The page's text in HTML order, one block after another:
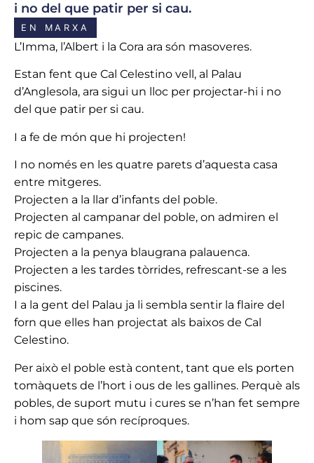
i no del que patir per si cau.
EN MARXA
L’Imma, l’Albert i la Cora ara són masoveres.
Estan fent que Cal Celestino vell, al Palau
d’Anglesola, ara sigui un lloc per projectar-hi i no
del que patir per si cau.
I a fe de món que hi projecten!
I no només en les quatre parets d’aquesta casa
entre mitgeres.
Projecten a la llar d’infants del poble.
Projecten al campanar del poble, on admiren el
repic de campanes.
Projecten a la penya blaugrana palauenca.
Projecten a les tardes tòrrides, refrescant-se a les
piscines.
I a la gent del Palau ja li sembla sentir la flaire del
forn que elles han projectat als baixos de Cal
Celestino.
Per això el poble està content, tant que els porten
tomàquets de l’hort i ous de les gallines. Perquè als
pobles, de suport mutu i cures se n’han fet sempre
i hom sap que són recíproques.